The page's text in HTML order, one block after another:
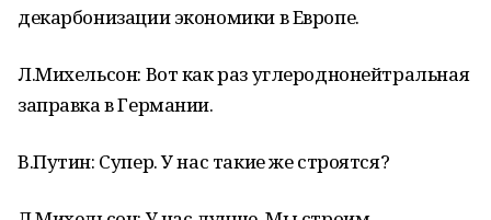
декарбонизации экономики в Европе.
Л.Михельсон: Вот как раз углероднонейтральная
заправка в Германии.
В.Путин: Супер. У нас такие же строятся?